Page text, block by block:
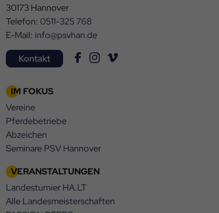
30173 Hannover
Telefon: 0511-325 768
E-Mail: info@psvhan.de
Kontakt
IM FOKUS
Vereine
Pferdebetriebe
Abzeichen
Seminare PSV Hannover
VERANSTALTUNGEN
Landesturnier HA.LT
Alle Landesmeisterschaften